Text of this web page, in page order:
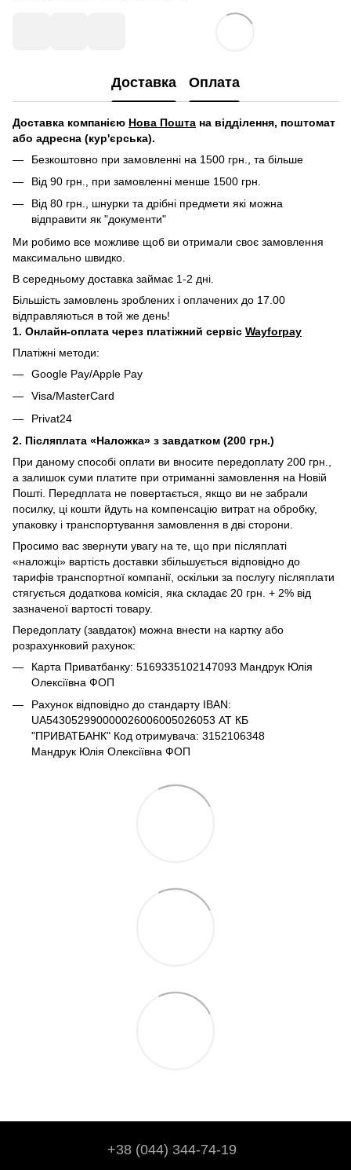
Доставка Оплата
Доставка компанією Нова Пошта на відділення, поштомат
або адресна (кур'єрська).
Безкоштовно при замовленні на 1500 грн., та більше
Від 90 грн., при замовленні менше 1500 грн.
Від 80 грн., шнурки та дрібні предмети які можна
відправити як "документи"
Ми робимо все можливе щоб ви отримали своє замовлення
максимально швидко.
В середньому доставка займає 1-2 дні.
Більшість замовлень зроблених і оплачених до 17.00
відправляються в той же день!
1. Онлайн-оплата через платіжний сервіс Wayforpay
Платіжні методи:
Google Pay/Apple Pay
Visa/MasterCard
Privat24
2. Післяплата «Наложка» з завдатком (200 грн.)
При даному способі оплати ви вносите передоплату 200 грн.,
а залишок суми платите при отриманні замовлення на Новій
Пошті. Передплата не повертається, якщо ви не забрали
посилку, ці кошти йдуть на компенсацію витрат на обробку,
упаковку і транспортування замовлення в дві сторони.
Просимо вас звернути увагу на те, що при післяплаті
«наложці» вартість доставки збільшується відповідно до
тарифів транспортної компанії, оскільки за послугу післяплати
стягується додаткова комісія, яка складає 20 грн. + 2% від
зазначеної вартості товару.
Передоплату (завдаток) можна внести на картку або
розрахунковий рахунок:
Карта Приватбанку: 5169335102147093 Мандрук Юлія
Олексіївна ФОП
Рахунок відповідно до стандарту IBAN:
UA543052990000026006005026053 АТ КБ
"ПРИВАТБАНК" Код отримувача: 3152106348
Мандрук Юлія Олексіївна ФОП
+38 (044) 344-74-19